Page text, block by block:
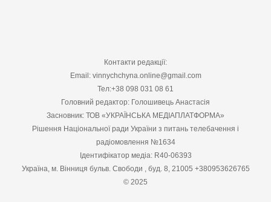
Контакти редакції:
Email: vinnychchyna.online@gmail.com
Тел:+38 098 031 08 61
Головний редактор: Голошивець Анастасія
Засновник: ТОВ «УКРАЇНСЬКА МЕДІАПЛАТФОРМА»
Рішення Національної ради України з питань телебачення і
радіомовлення №1634
Ідентифікатор медіа: R40-06393
Україна, м. Вінниця бульв. Свободи , буд. 8, 21005 +380953626765
© 2025